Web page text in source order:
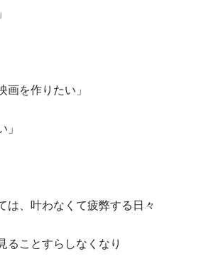
画を作りたい」
」
は、叶わなくて疲弊する日々
ることすらしなくなり